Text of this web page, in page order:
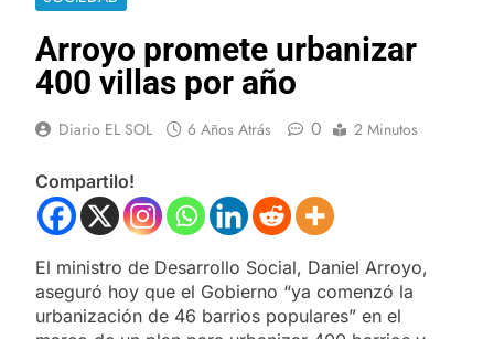
Arroyo promete urbanizar
400 villas por año
Diario EL SOL 6 Años Atrás 0 2 Minutos
Compartilo!
El ministro de Desarrollo Social, Daniel Arroyo,
aseguró hoy que el Gobierno “ya comenzó la
urbanización de 46 barrios populares” en el